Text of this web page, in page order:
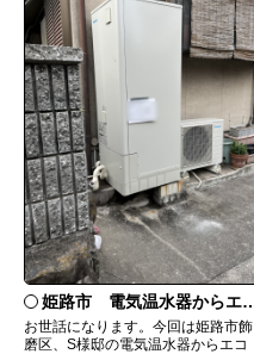
姫路市 電気温水器からエコキュートへ取替
お世話になります。今回は姫路市飾
磨区、S様邸の電気温水器からエコ